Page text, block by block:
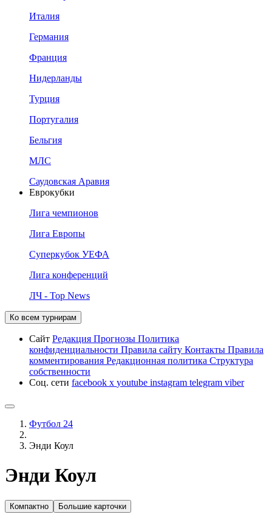
Италия
Германия
Франция
Нидерланды
Турция
Португалия
Бельгия
МЛС
Саудовская Аравия
Еврокубки
Лига чемпионов
Лига Европы
Суперкубок УЕФА
Лига конференций
ЛЧ - Top News
Ко всем турнирам
Сайт Редакция Прогнозы Политика
конфиденциальности Правила сайту Контакты Правила
комментирования Редакционная политика Структура
собственности
Соц. сети facebook x youtube instagram telegram viber
Футбол 24
Энди Коул
Энди Коул
Компактно Большие карточки